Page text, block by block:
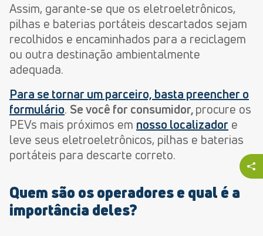
Assim, garante-se que os eletroeletrônicos,
pilhas e baterias portáteis descartados sejam
recolhidos e encaminhados para a reciclagem
ou outra destinação ambientalmente
adequada.
Para se tornar um parceiro, basta preencher o
formulário. Se você for consumidor,procure os
PEVs mais próximos em nosso localizador e
leve seus eletroeletrônicos, pilhas e baterias
portáteis para descarte correto.
Quem são os operadores e qual é a
importância deles?